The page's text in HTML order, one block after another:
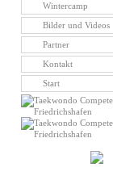
Wintercamp
Bilder und Videos
Partner
Kontakt
Start